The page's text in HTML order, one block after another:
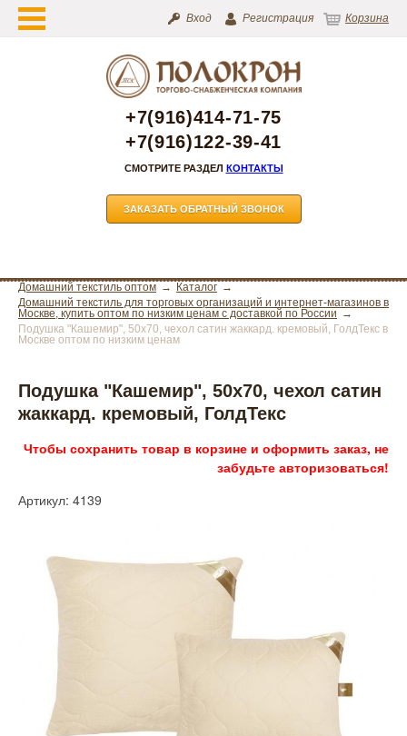
Вход Регистрация Корзина
+7(916)414-71-75
+7(916)122-39-41
СМОТРИТЕ РАЗДЕЛ КОНТАКТЫ
ЗАКАЗАТЬ ОБРАТНЫЙ ЗВОНОК
Домашний текстиль оптом
Каталог
Домашний текстиль для торговых организаций и интернет-магазинов в
Москве, купить оптом по низким ценам с доставкой по России
Подушка "Кашемир", 50х70, чехол сатин жаккард. кремовый, ГолдТекс в
Москве оптом по низким ценам
Подушка "Кашемир", 50х70, чехол сатин
жаккард. кремовый, ГолдТекс
Чтобы сохранить товар в корзине и оформить заказ, не
забудьте авторизоваться!
Артикул: 4139